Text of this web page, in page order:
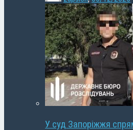
У суд Запоріжжя